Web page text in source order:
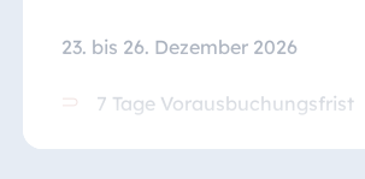
23. bis 26. Dezember 2026
7 Tage Vorausbuchungsfrist